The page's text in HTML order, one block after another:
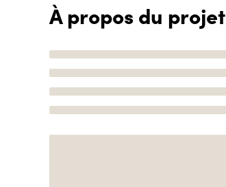
À propos du projet